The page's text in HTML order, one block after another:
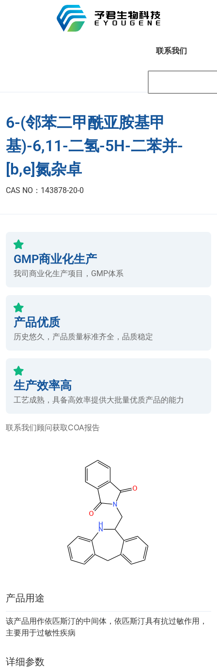
联系我们
6-(邻苯二甲酰亚胺基甲
基)-6,11-二氢-5H-二苯并-
[b,e]氮杂卓
CAS NO：143878-20-0
GMP商业化生产
我司商业化生产项目，GMP体系
产品优质
历史悠久，产品质量标准齐全，品质稳定
生产效率高
工艺成熟，具备高效率提供大批量优质产品的能力
联系我们顾问获取COA报告
产品用途
该产品用作依匹斯汀的中间体，依匹斯汀具有抗过敏作用，
主要用于过敏性疾病
详细参数